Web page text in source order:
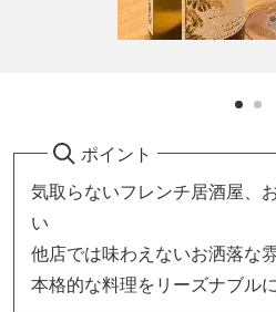
ポイント
気取らないフレンチ居酒屋、
い
他店では味わえないお洒落な
本格的な料理をリーズナブル